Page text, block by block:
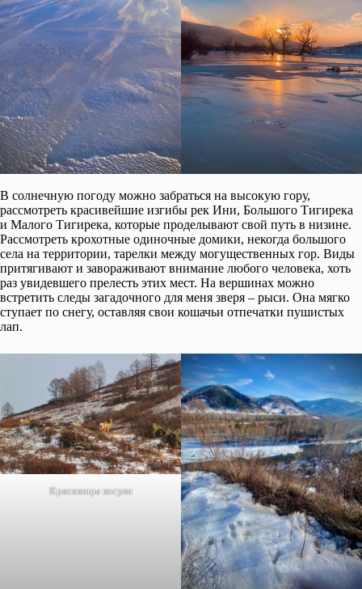
В солнечную погоду можно забраться на высокую гору,
рассмотреть красивейшие изгибы рек Ини, Большого Тигирека
и Малого Тигирека, которые проделывают свой путь в низине.
Рассмотреть крохотные одиночные домики, некогда большого
села на территории, тарелки между могущественных гор. Виды
притягивают и завораживают внимание любого человека, хоть
раз увидевшего прелесть этих мест. На вершинах можно
встретить следы загадочного для меня зверя – рыси. Она мягко
ступает по снегу, оставляя свои кошачьи отпечатки пушистых
лап.
Красавицы косули